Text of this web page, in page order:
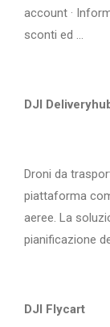
account ·
sconti ed ...
DJI
Droni da
piattaforma
aeree. La
pianificazione
DJI Flycart